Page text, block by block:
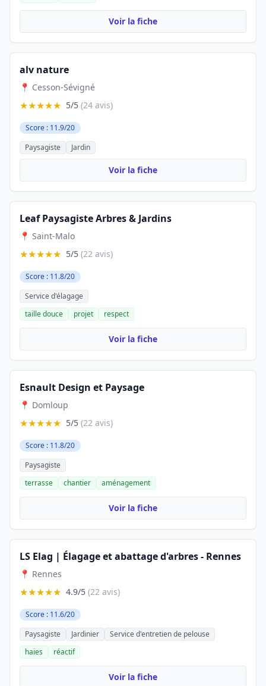
Voir la fiche
alv nature
📍 Cesson-Sévigné
★★★★★ 5/5 (24 avis)
Score : 11.9/20
Paysagiste
Jardin
Voir la fiche
Leaf Paysagiste Arbres & Jardins
📍 Saint-Malo
★★★★★ 5/5 (22 avis)
Score : 11.8/20
Service d'élagage
taille douce
projet respect
Voir la fiche
Esnault Design et Paysage
📍 Domloup
★★★★★ 5/5 (22 avis)
Score : 11.8/20
Paysagiste
terrasse
chantier aménagement
Voir la fiche
LS Elag | Élagage et abattage d'arbres - Rennes
📍 Rennes
★★★★★ 4.9/5 (22 avis)
Score : 11.6/20
Paysagiste
Jardinier
Service d'entretien de pelouse
haies
réactif
Voir la fiche